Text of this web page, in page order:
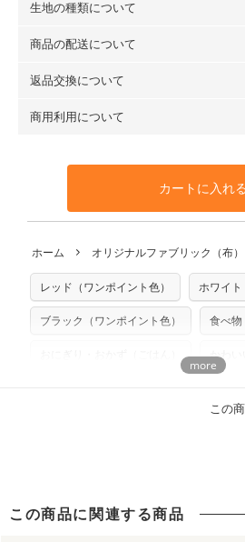
布の長さは50cm単位での販売になり
場合 → 購入数量「7」
※カットを希望の方は備考欄に「
ご記載ください（50cm単位でのカッ
プリント布の仕様について もっと詳
生地の種類について
・現在、すべてのデザインのプリン
ットン（ダブルガーゼ）・100％コッ
トンリネン（ビエラ織）・100％コッ
100％コットン（キャンバス・11号帆
生地見本サンプル（無料）を購入
商品の配送について
・ネコポスでの配送は、布は2mま
も送料の表示が600円となり宅急便で
となります。
※万が一、検品時に不備が見つかっ
※土日祝は営業日に含まれません。
※配送日のご指定は承れません。出来
返品交換について
・布はご注文後に注文数量のみをプ
や用尺をお間違えのないようお願い
と違う、などの理由での返品は承れ
商用利用について
利用いただけます。「nunocoto
も不要です。（製品化した際に起こ
いませんのでご了承ください）
※有料型紙（ホームソーイング型紙シ
らべるキットに付属された型紙は商
注意ください。型紙自体の転用・販
商用利用についての詳細はこちら
カートに入れる
ホーム オリジナルファブリック（布）
レッド（ワンポイント色） ホワイト
ブラック（ワンポイント色） 食べ
かわい
この
この商品に関連する商品